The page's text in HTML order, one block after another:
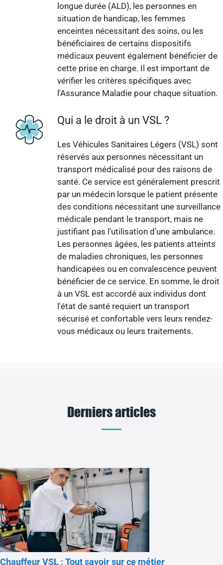
longue durée (ALD), les personnes en
situation de handicap, les femmes
enceintes nécessitant des soins, ou les
bénéficiaires de certains dispositifs
médicaux peuvent également bénéficier de
cette prise en charge. Il est important de
vérifier les critères spécifiques avec
l'Assurance Maladie pour chaque situation.
Qui a le droit à un VSL ?
Les Véhicules Sanitaires Légers (VSL) sont
réservés aux personnes nécessitant un
transport médicalisé pour des raisons de
santé. Ce service est généralement prescrit
par un médecin lorsque le patient présente
des conditions nécessitant une surveillance
médicale pendant le transport, mais ne
justifiant pas l'utilisation d'une ambulance.
Les personnes âgées, les patients atteints
de maladies chroniques, les personnes
handicapées ou en convalescence peuvent
bénéficier de ce service. En somme, le droit
à un VSL est accordé aux individus dont
l'état de santé requiert un transport
sécurisé et confortable vers leurs rendez-
vous médicaux ou leurs traitements.
Derniers articles
Chauffeur VSL : Tout savoir sur ce métier